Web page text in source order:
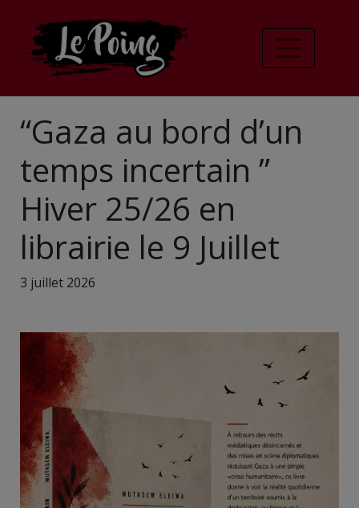
“Gaza au bord d’un
temps incertain ”
Hiver 25/26 en
librairie le 9 Juillet
3 juillet 2026